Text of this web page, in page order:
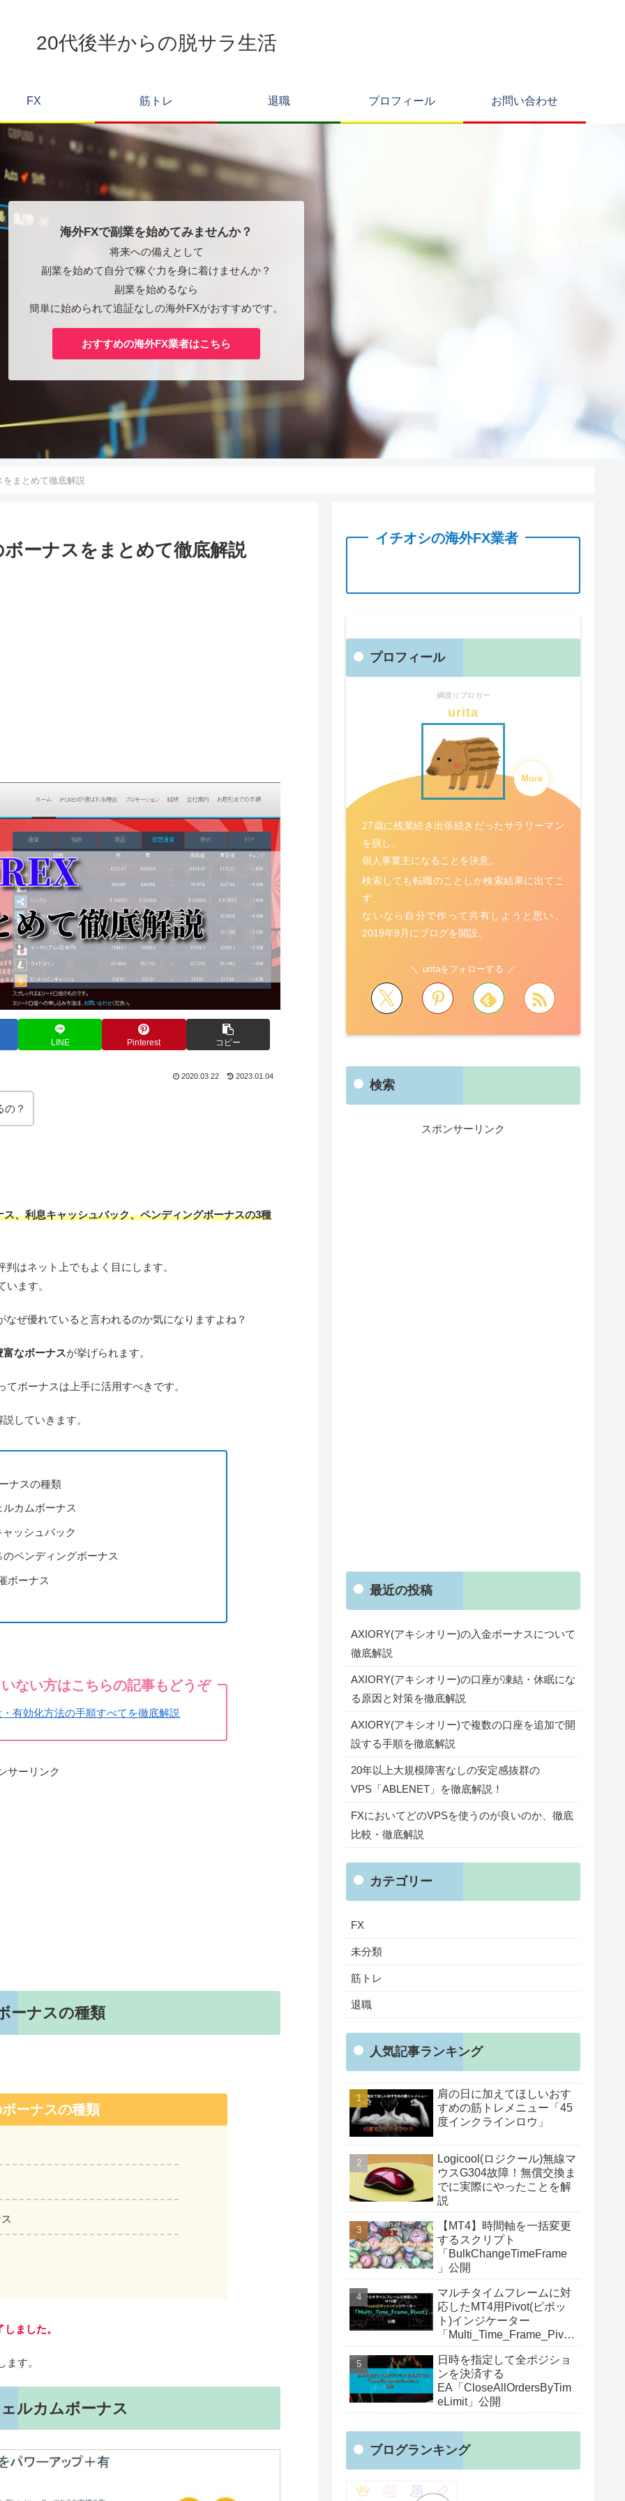
20代後半からの脱サラ生活
FX 筋トレ 退職 プロフィール お問い合わせ
海外FXで副業を始めてみませんか？
将来への備えとして
副業を始めて自分で稼ぐ力を身に着けませんか？
副業を始めるなら
簡単に始められて追証なしの海外FXがおすすめです。
おすすめの海外FX業者はこちら
まとめて徹底解説
ーナスをまとめて徹底解説
LINE Pinterest コピー
2020.03.22 2023.01.04
の？
、利息キャッシュバック、ペンディングボーナスの3種
はネット上でもよく目にします。
ます。
ぜ優れていると言われるのか気になりますよね？
富なボーナスが挙げられます。
ボーナスは上手に活用すべきです。
していきます。
ナスの種類
カムボーナス
ッシュバック
ペンディングボーナス
ボーナス
ない方はこちらの記事もどうぞ
有効化方法の手順すべてを徹底解説
サーリンク
ーナスの種類
ーナスの種類
ました。
す。
ルカムボーナス
イチオシの海外FX業者
プロフィール
綱渡りブロガー
urita
27歳に残業続き出張続きだったサラリーマン
を脱し、
個人事業主になることを決意。
検索しても転職のことしか検索結果に出てこ
ず、
ないなら自分で作って共有しようと思い、
2019年9月にブログを開設。
More
uritaをフォローする
検索
スポンサーリンク
最近の投稿
AXIORY(アキシオリー)の入金ボーナスについて
徹底解説
AXIORY(アキシオリー)の口座が凍結・休眠にな
る原因と対策を徹底解説
AXIORY(アキシオリー)で複数の口座を追加で開
設する手順を徹底解説
20年以上大規模障害なしの安定感抜群の
VPS「ABLENET」を徹底解説！
FXにおいてどのVPSを使うのが良いのか、徹底
比較・徹底解説
カテゴリー
FX
未分類
筋トレ
退職
人気記事ランキング
肩の日に加えてほしいおす
すめの筋トレメニュー「45
度インクラインロウ」
Logicool(ロジクール)無線マ
ウスG304故障！無償交換ま
でに実際にやったことを解
説
【MT4】時間軸を一括変更
するスクリプト
「BulkChangeTimeFrame
」公開
マルチタイムフレームに対
応したMT4用Pivot(ピボッ
ト)インジケーター
「Multi_Time_Frame_Pivot
日時を指定して全ポジショ
ンを決済する
EA「CloseAllOrdersByTim
eLimit」公開
ブログランキング